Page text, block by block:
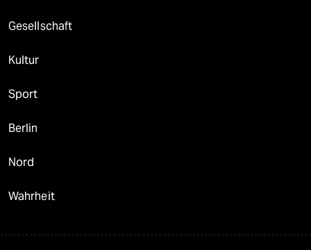
Gesellschaft
Kultur
Sport
Berlin
Nord
Wahrheit